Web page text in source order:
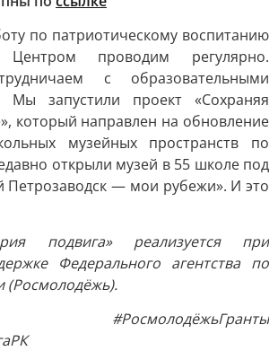
по патриотическому воспитанию
проводим регулярно.
с образовательными
Мы запустили проект «Сохраняя
который направлен на обновление
музейных пространств по
открыли музей в 55 школе под
Петрозаводск — мои рубежи». И это
подвига» реализуется при
Федерального агентства по
(Росмолодёжь).
#РосмолодёжьГранты